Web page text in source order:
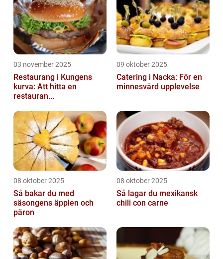
03 november 2025
Restaurang i Kungens
kurva: Att hitta en
restauran...
09 oktober 2025
Catering i Nacka: För en
minnesvärd upplevelse
08 oktober 2025
Så bakar du med
säsongens äpplen och
päron
08 oktober 2025
Så lagar du mexikansk
chili con carne